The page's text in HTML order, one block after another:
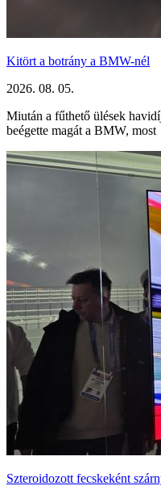
Kitört a botrány a BMW-nél
2026. 08. 05.
Miután a fűthető ülések
beégette magát a BMW, most
Szteroidozott fecskeként